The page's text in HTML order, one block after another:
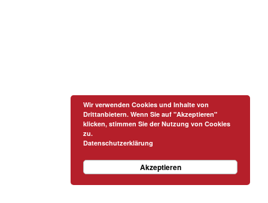
Wir verwenden Cookies und Inhalte von
Drittanbietern. Wenn Sie auf "Akzeptieren"
klicken, stimmen Sie der Nutzung von Cookies
zu.
Datenschutzerklärung
Akzeptieren